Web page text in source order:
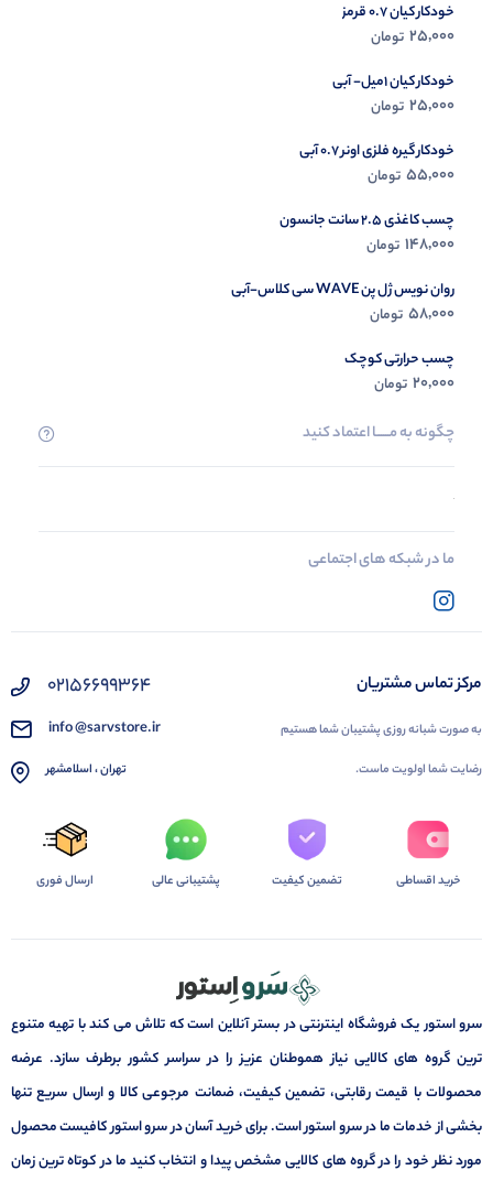
خودکار کیان 0.7 قرمز
25,000 تومان
خودکار کیان 1میل- آبی
25,000 تومان
خودکار گیره فلزی اونر 0.7 آبی
55,000 تومان
چسب کاغذی 2.5 سانت جانسون
148,000 تومان
روان نویس ژل پن WAVE سی کلاس-آبی
58,000 تومان
چسب حرارتی کوچک
20,000 تومان
چگونه به مــــــا اعتماد کنید
ما در شبکه های اجتماعی
مرکز تماس مشتریان
به صورت شبانه روزی پشتیبان شما هستیم
رضایت شما اولویت ماست.
02156699364
info @sarvstore.ir
تهران ، اسلامشهر
خرید اقساطی تضمین کیفیت پشتیبانی عالی ارسال فوری
سرو استور یک فروشگاه اینترنتی در بستر آنلاین است که تلاش می کند با تهیه متنوع
ترین گروه های کالایی نیاز هموطنان عزیز را در سراسر کشور برطرف سازد. عرضه
محصولات با قیمت رقابتی، تضمین کیفیت، ضمانت مرجوعی کالا و ارسال سریع تنها
بخشی از خدمات ما در سرو استور است. برای خرید آسان در سرو استور کافیست محصول
مورد نظر خود را در گروه های کالایی مشخص پیدا و انتخاب کنید ما در کوتاه ترین زمان